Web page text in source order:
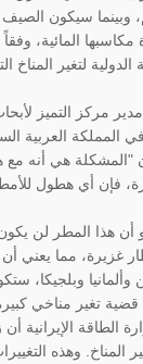
وبينما سيكون
المائية،
لتغير المناخ
مركز التميز
المملكة العربية
"المشكلة هي أنه مع
فإن أي هطول
هذا المطر لن
غزيرة، مما يعني أن
وبلجيكا،
تغير مناخي
الطاقة الإيرانية أن
إلى تغير المناخ. وهذه